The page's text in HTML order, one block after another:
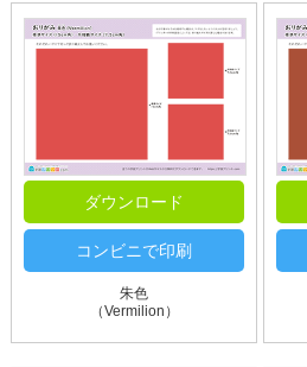
ダウンロード
コンビニで印刷
朱色
（Vermilion）